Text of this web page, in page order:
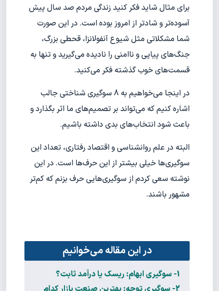
برای مثال شاید فکر کنید زندگی مردم صد سال پیش
آسوده‌تر و شادتر از امروز بوده است. در این صورت
شما مشکلاتی مثل شیوع آنفولانزا، قحطی بزرگ،
جنگ‌های پیاپی و ناامنی را نادیده می‌گیرید و تنها به
قسمت‌های خوب گذشته فکر می‌کنید.
در اینجا می‌خواهیم به 8 سوگیری شناختی جالب
اشاره کنیم که می‌تواند بر تصمیم‌های ما اثر بگذارد و
باعث شود انتخاب‌های بدی داشته باشیم.
البته در علم روانشناسی و اقتصاد رفتاری، تعداد این
سوگیری‌ها خیلی بیشتر از این حرف‌ها است. در این
نوشته سعی کردم از سوگیری‌هایی حرف بزنم که کم‌تر
مشهور باشند.
در این مقاله می‌خوانیم
1- سوگیری ابهام: ریسک یا درآمد ثابت؟